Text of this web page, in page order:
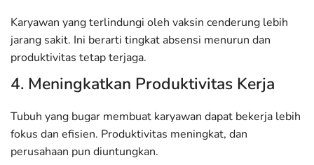
Karyawan yang terlindungi oleh vaksin cenderung lebih
jarang sakit. Ini berarti tingkat absensi menurun dan
produktivitas tetap terjaga.
4. Meningkatkan Produktivitas Kerja
Tubuh yang bugar membuat karyawan dapat bekerja lebih
fokus dan efisien. Produktivitas meningkat, dan
perusahaan pun diuntungkan.